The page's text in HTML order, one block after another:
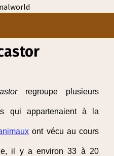
regroupe plusieurs
qui appartenaient à la
ont vécu au cours
il y a environ 33 à 20